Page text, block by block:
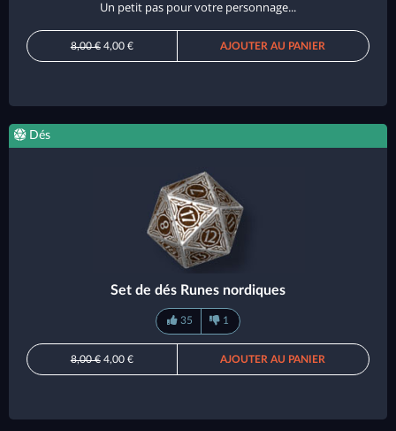
Un petit pas pour votre personnage...
8,00 €4,00 € AJOUTER AU PANIER
Dés
Set de dés Runes nordiques
35 1
8,00 €4,00 € AJOUTER AU PANIER